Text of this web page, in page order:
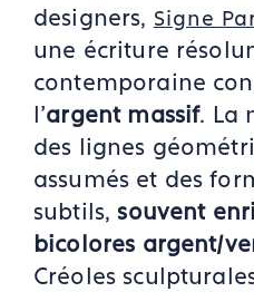
designers, Signe
une écriture
contemporaine
l’argent massif. La
des lignes
assumés et des
subtils, souvent
bicolores argent/
Créoles